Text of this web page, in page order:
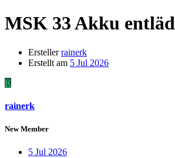
MSK 33 Akku
Ersteller rainerk
Erstellt am 5 Jul 2026
R
rainerk
New Member
5 Jul 2026